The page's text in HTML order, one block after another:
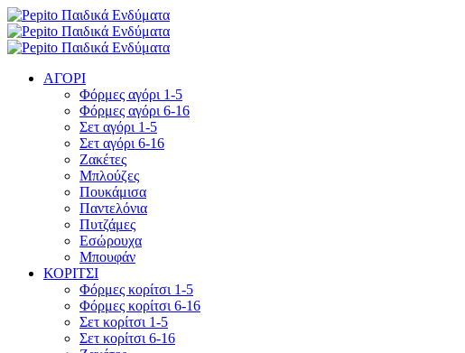
ΑΓΟΡΙ
Φόρμες αγόρι 1-5
Φόρμες αγόρι 6-16
Σετ αγόρι 1-5
Σετ αγόρι 6-16
Ζακέτες
Μπλούζες
Πουκάμισα
Παντελόνια
Πυτζάμες
Εσώρουχα
Μπουφάν
ΚΟΡΙΤΣΙ
Φόρμες κορίτσι 1-5
Φόρμες κορίτσι 6-16
Σετ κορίτσι 1-5
Σετ κορίτσι 6-16